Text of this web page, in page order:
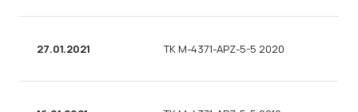
27.01.2021 TK M-4371-APZ-5-5 2020